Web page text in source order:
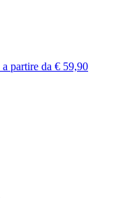
a partire da € 59,90